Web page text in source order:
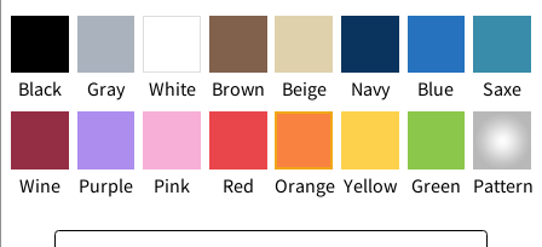
Black Gray White Brown Beige Navy Blue Saxe
Wine Purple Pink Red Orange Yellow Green Pattern